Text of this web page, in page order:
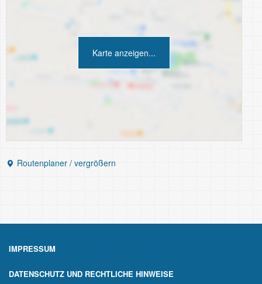
Karte anzeigen...
Routenplaner / vergrößern
IMPRESSUM
DATENSCHUTZ UND RECHTLICHE HINWEISE